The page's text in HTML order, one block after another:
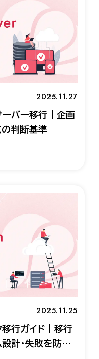
2025.11.27
バー移行｜企画
判断基準
2025.11.25
行ガイド｜移行
計・失敗を防ぐ